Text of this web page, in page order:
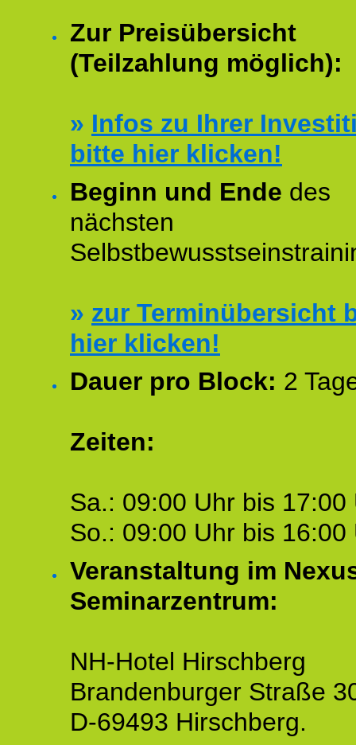
Zur Preisübersicht
(Teilzahlung möglich):
» Infos zu Ihrer
bitte hier klicken!
Beginn und Ende des
nächsten
» zur Terminübersicht
hier klicken!
Dauer pro Block: 2
Zeiten:
Sa.: 09:00 Uhr bis 17:00
So.: 09:00 Uhr bis 16:00
Veranstaltung im
Seminarzentrum:
NH-Hotel Hirschberg
Brandenburger Straße
D-69493 Hirschberg.